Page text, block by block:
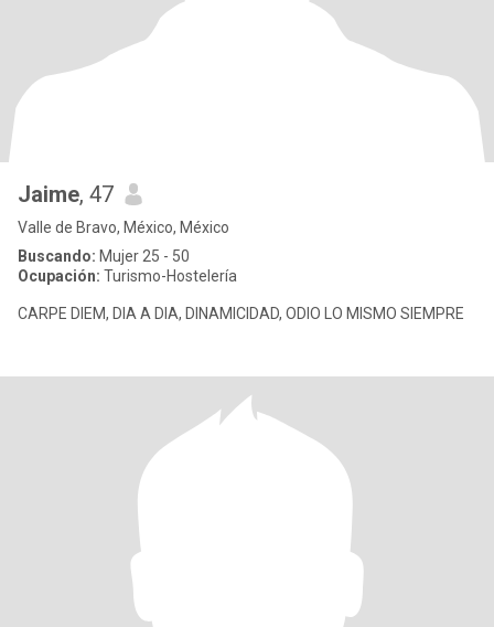
Jaime, 47
Valle de Bravo, México, México
Buscando: Mujer 25 - 50
Ocupación: Turismo-Hostelería
CARPE DIEM, DIA A DIA, DINAMICIDAD, ODIO LO MISMO SIEMPRE